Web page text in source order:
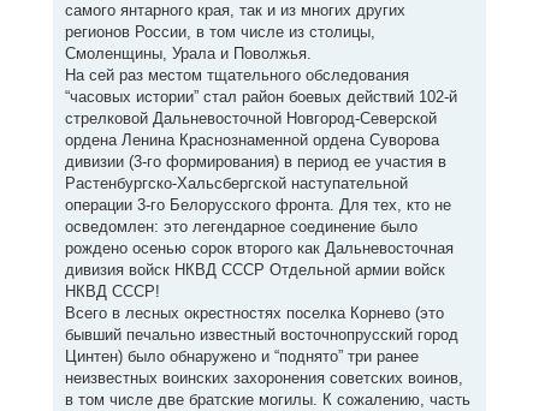
самого янтарного края, так и из многих других
регионов России, в том числе из столицы,
Смоленщины, Урала и Поволжья.
На сей раз местом тщательного обследования
“часовых истории” стал район боевых действий 102-й
стрелковой Дальневосточной Новгород-Северской
ордена Ленина Краснознаменной ордена Суворова
дивизии (3-го формирования) в период ее участия в
Растенбургско-Хальсбергской наступательной
операции 3-го Белорусского фронта. Для тех, кто не
осведомлен: это легендарное соединение было
рождено осенью сорок второго как Дальневосточная
дивизия войск НКВД СССР Отдельной армии войск
НКВД СССР!
Всего в лесных окрестностях поселка Корнево (это
бывший печально известный восточнопрусский город
Цинтен) было обнаружено и “поднято” три ранее
неизвестных воинских захоронения советских воинов,
в том числе две братские могилы. К сожалению, часть